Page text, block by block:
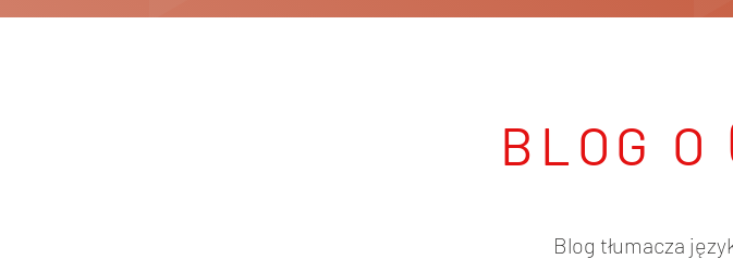
BLOG O
Blog tłumacza